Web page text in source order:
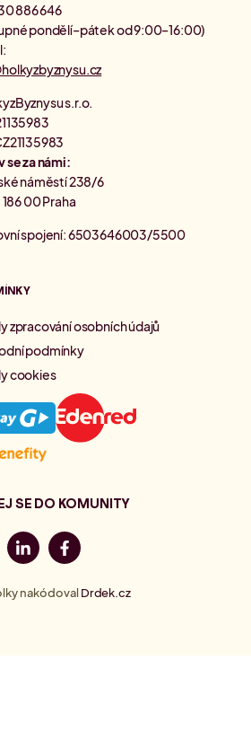
886 646
pondělí–pátek od 9:00–16:00)
s.r.o.
se za námi:
náměstí 238/6
186 00 Praha
spojení: 6503646003/5500
zpracování osobních údajů
podmínky
cookies
SE DO KOMUNITY
nakódovalDrdek.cz